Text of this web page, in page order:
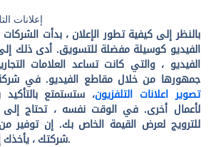
إعلانات
بالنظر إلى كيفية تطور الإعلان ، بدأت
الفيديو كوسيلة مفضلة للتسويق. أدى ذلك
الفيديو ، والتي كانت تساعد العلامات
جمهورها من خلال مقاطع الفيديو. في
تصوير اعلانات التلفزيون، ستستمتع
لأعمال أخرى. في الوقت نفسه ، تحتاج
للترويج لعرض القيمة الخاص بك. إن توفير
شركتك ، يأخذك إلى جمهورك المثالي.